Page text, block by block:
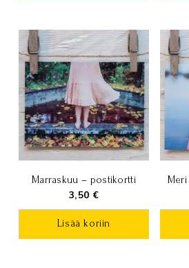
Marraskuu – postikortti
3,50 €
Lisää koriin